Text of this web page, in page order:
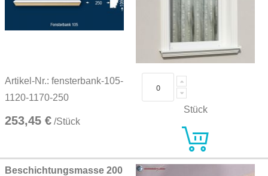
Artikel-Nr.: fensterbank-105-
1120-1170-250
253,45 € /Stück
Stück
Beschichtungsmasse 200